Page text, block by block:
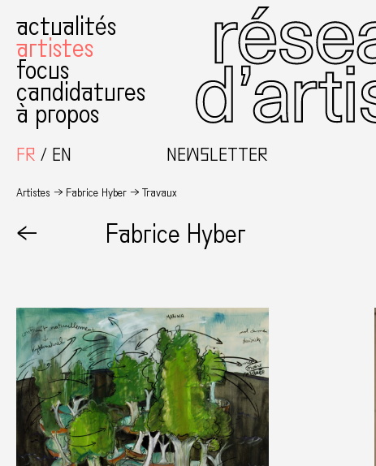
actualités
artistes
focus
candidatures
à propos
FR
EN NEWSLETTER
Artistes Fabrice Hyber Travaux
← Fabrice Hyber